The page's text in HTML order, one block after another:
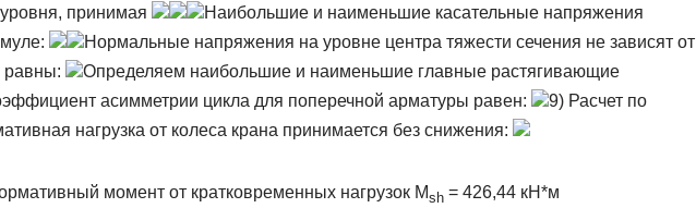
уровня, принимая
Наибольшие и наименьшие касательные напряжения
Нормальные напряжения на уровне центра тяжести сечения не зависят от
равны:
Определяем наибольшие и наименьшие главные растягивающие
асимметрии цикла для поперечной арматуры равен:
9) Расчет по
нагрузка от колеса крана принимается без снижения:
момент от кратковременных нагрузок Msh= 426,44 кН*м